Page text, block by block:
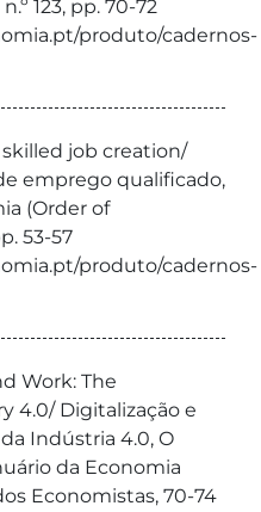
123, pp. 70-72
produto/cadernos-
job creation/
emprego qualificado,
(Order of
53-57
produto/cadernos-
Work: The
4.0/ Digitalização e
Indústria 4.0, O
da Economia
Economistas, 70-74